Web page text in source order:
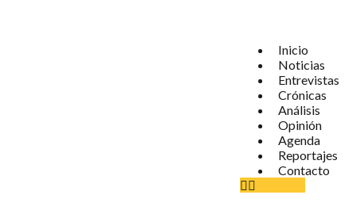
Inicio
Noticias
Entrevistas
Crónicas
Análisis
Opinión
Agenda
Reportajes
Contacto